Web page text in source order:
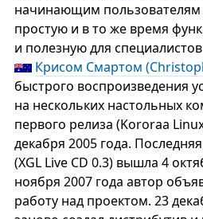
начинающим
простую и в то же время
и полезную для
Крисом Смартом
быстрого воспроизведения
на нескольких настольных
первого релиза (Kororaa
декабря 2005 года.
(XGL Live CD 0.3) вышла 4
ноября 2007 года автор
работу над проектом. 23